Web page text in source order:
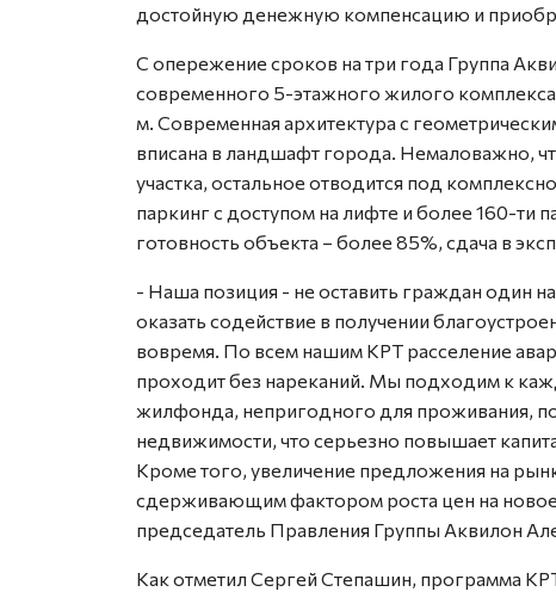
достойную денежную компенсацию и
С опережение сроков на три года Группа
современного 5-этажного жилого
м. Современная архитектура с
вписана в ландшафт города. Немаловажно,
участка, остальное отводится под
паркинг с доступом на лифте и более 160-ти
готовность объекта – более 85%, сдача в
- Наша позиция - не оставить граждан один
оказать содействие в получении
вовремя. По всем нашим КРТ расселение
проходит без нареканий. Мы подходим к
жилфонда, непригодного для проживания,
недвижимости, что серьезно повышает
Кроме того, увеличение предложения на
сдерживающим фактором роста цен на
председатель Правления Группы Аквилон
Как отметил Сергей Степашин, программа